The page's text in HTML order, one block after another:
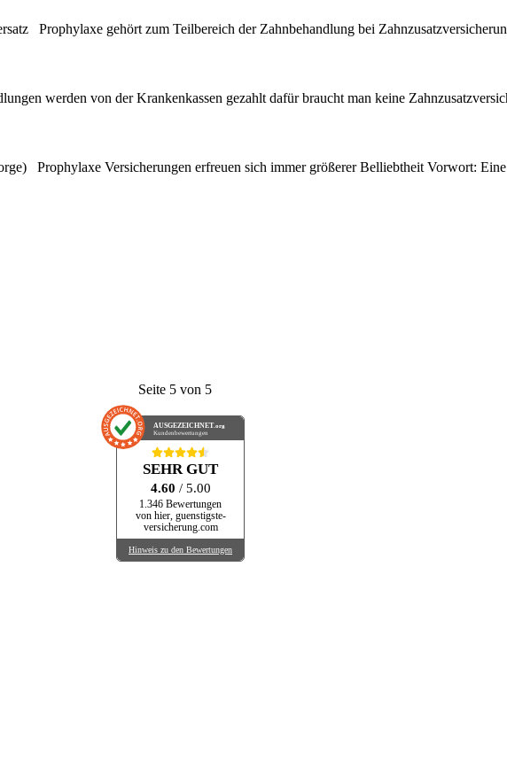
Prophylaxe gehört zum Teilbereich der Zahnbehandlung bei
werden von der Krankenkassen gezahlt dafür braucht man keine
Prophylaxe Versicherungen erfreuen sich immer größerer Belliebtheit Vorwort:
Seite 5 von 5
AUSGEZEICHNET.org
Kundenbewertungen
SEHR GUT
4.60 / 5.00
1.346 Bewertungen
von hier, guenstigste-
versicherung.com
Hinweis zu den Bewertungen